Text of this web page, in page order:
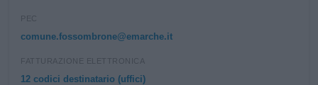
PEC
comune.fossombrone@emarche.it
FATTURAZIONE ELETTRONICA
12 codici destinatario (uffici)